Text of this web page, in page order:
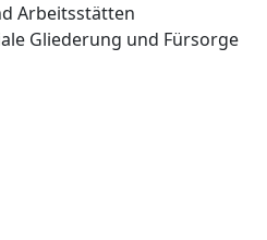
Arbeitsstätten
Gliederung und Fürsorge